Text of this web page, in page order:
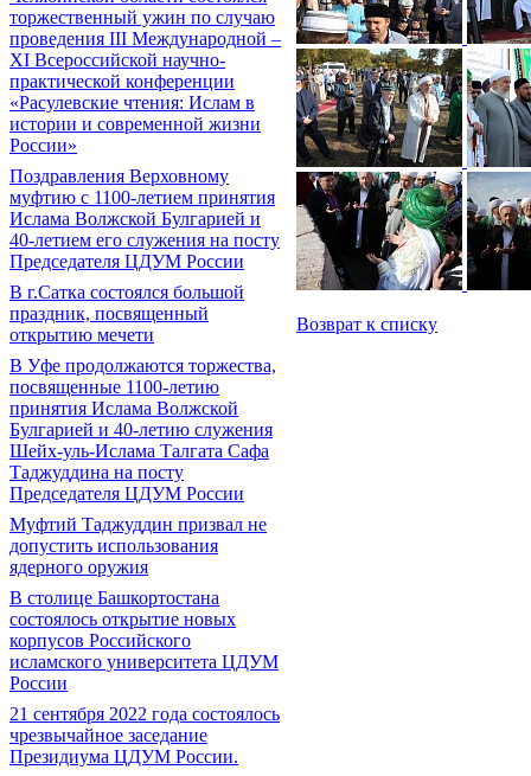
торжественный ужин по случаю
проведения III Международной –
XI Всероссийской научно-
практической конференции
«Расулевские чтения: Ислам в
истории и современной жизни
России»
Поздравления Верховному
муфтию с 1100-летием принятия
Ислама Волжской Булгарией и
40-летием его служения на посту
Председателя ЦДУМ России
В г.Сатка состоялся большой
праздник, посвященный
открытию мечети
В Уфе продолжаются торжества,
посвященные 1100-летию
принятия Ислама Волжской
Булгарией и 40-летию служения
Шейх-уль-Ислама Талгата Сафа
Таджуддина на посту
Председателя ЦДУМ России
Муфтий Таджуддин призвал не
допустить использования
ядерного оружия
В столице Башкортостана
состоялось открытие новых
корпусов Российского
исламского университета ЦДУМ
России
21 сентября 2022 года состоялось
чрезвычайное заседание
Президиума ЦДУМ России.
Возврат к списку